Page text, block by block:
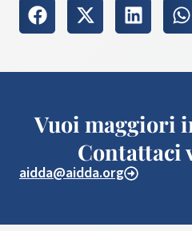
Vuoi maggiori
Contattaci
aidda@aidda.org